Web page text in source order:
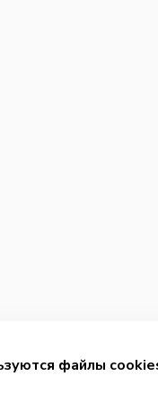
файлы